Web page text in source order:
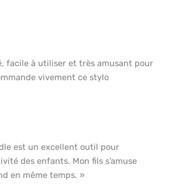
facile à utiliser et très amusant pour
vivement ce stylo
est un excellent outil pour
des enfants. Mon fils s’amuse
en même temps. »